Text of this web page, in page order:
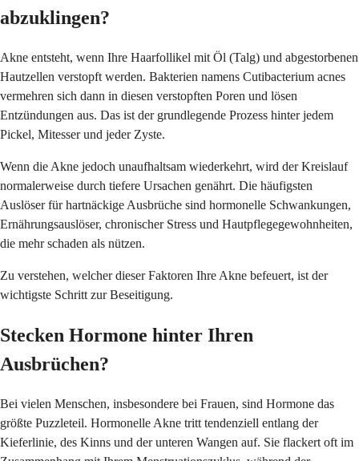
abzuklingen?
Akne entsteht, wenn Ihre Haarfollikel mit Öl (Talg) und abgestorbenen
Hautzellen verstopft werden. Bakterien namens Cutibacterium acnes
vermehren sich dann in diesen verstopften Poren und lösen
Entzündungen aus. Das ist der grundlegende Prozess hinter jedem
Pickel, Mitesser und jeder Zyste.
Wenn die Akne jedoch unaufhaltsam wiederkehrt, wird der Kreislauf
normalerweise durch tiefere Ursachen genährt. Die häufigsten
Auslöser für hartnäckige Ausbrüche sind hormonelle Schwankungen,
Ernährungsauslöser, chronischer Stress und Hautpflegegewohnheiten,
die mehr schaden als nützen.
Zu verstehen, welcher dieser Faktoren Ihre Akne befeuert, ist der
wichtigste Schritt zur Beseitigung.
Stecken Hormone hinter Ihren
Ausbrüchen?
Bei vielen Menschen, insbesondere bei Frauen, sind Hormone das
größte Puzzleteil. Hormonelle Akne tritt tendenziell entlang der
Kieferlinie, des Kinns und der unteren Wangen auf. Sie flackert oft im